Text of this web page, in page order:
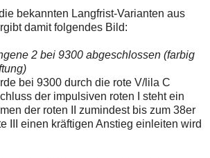
bekannten Langfrist-Varianten aus
damit folgendes Bild:
2 bei 9300 abgeschlossen (farbig
bei 9300 durch die rote V/lila C
der impulsiven roten I steht ein
der roten II zumindest bis zum 38er
III einen kräftigen Anstieg einleiten wird